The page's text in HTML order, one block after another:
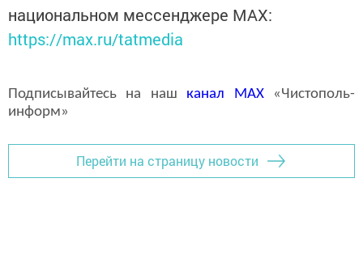
национальном мессенджере MАХ:
https://max.ru/tatmedia
Подписывайтесь на наш канал MAX«Чистополь-
информ»
Перейти на страницу новости